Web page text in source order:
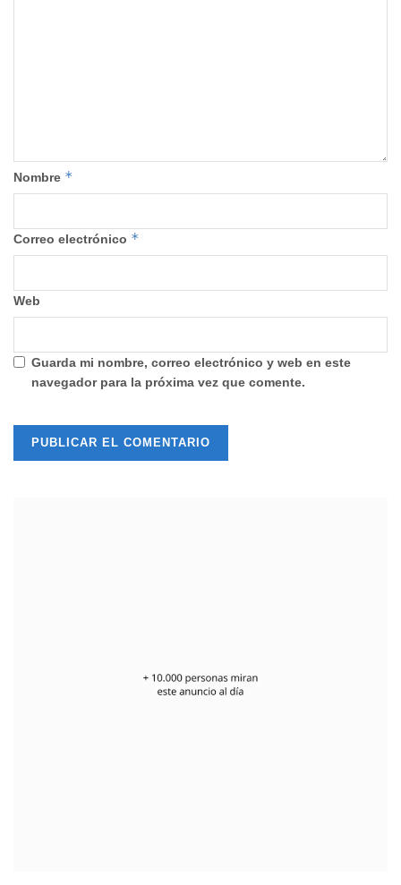
Nombre *
Correo electrónico *
Web
Guarda mi nombre, correo electrónico y web en este
navegador para la próxima vez que comente.